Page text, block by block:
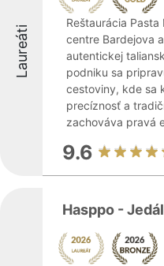
Laureáti
Reštaurácia
centre Bardejova
autentickej
podniku sa
cestoviny, kde sa
precíznosť a
zachováva pravá
9.6
Hasppo -